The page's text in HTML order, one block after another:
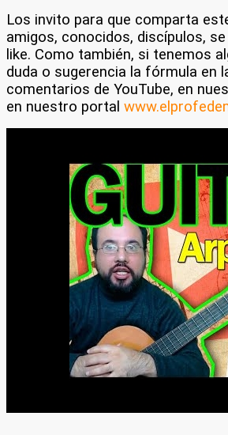
Los invito para que comparta
amigos, conocidos, discípulos,
like. Como también, si tenemos
duda o sugerencia la fórmula en
comentarios de YouTube, en
en nuestro portal